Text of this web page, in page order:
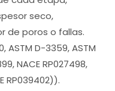
seco,
de poros o fallas.
ASTM D-3359, ASTM
NACE RP027498,
RP039402)).